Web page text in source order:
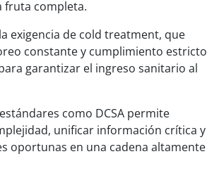
fruta completa.
exigencia de cold treatment, que
constante y cumplimiento estricto
garantizar el ingreso sanitario al
como DCSA permite
unificar información crítica y
oportunas en una cadena altamente